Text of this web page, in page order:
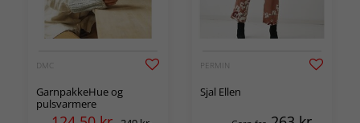
DMC
GarnpakkeHue og
pulsvarmere
PERMIN
Sjal Ellen